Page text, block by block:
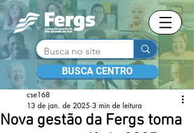
BUSCA CENTRO
Nova gestão da Fergs toma
cse168
13 de jan. de 2025 3 min de leitura